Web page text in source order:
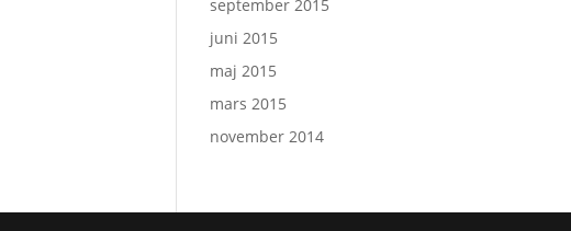
september 2015
juni 2015
maj 2015
mars 2015
november 2014